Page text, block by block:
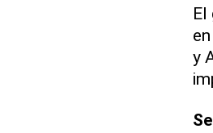
El
y